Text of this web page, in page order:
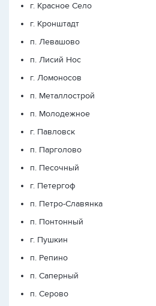
г. Красное Село
г. Кронштадт
п. Левашово
п. Лисий Нос
г. Ломоносов
п. Металлострой
п. Молодежное
г. Павловск
п. Парголово
п. Песочный
г. Петергоф
п. Петро-Славянка
п. Понтонный
г. Пушкин
п. Репино
п. Саперный
п. Серово